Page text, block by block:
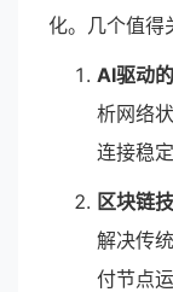
化。几个值得
AI驱动
析网络
连接稳定
区块链
解决传
付节点